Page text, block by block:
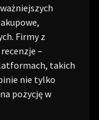
Firmy z
–
takich
nie tylko
pozycję w